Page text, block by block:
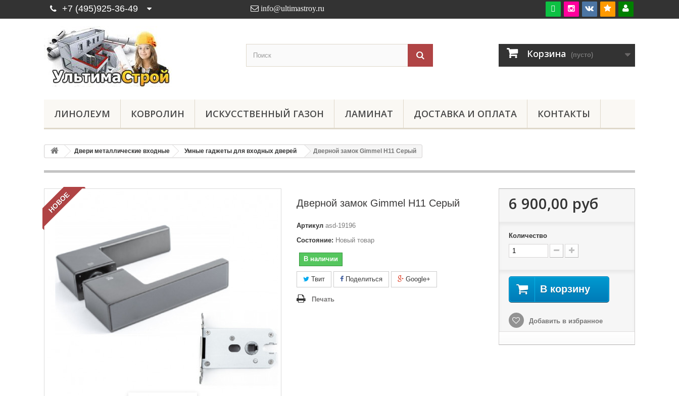
+7 (495)925-36-49 
info@ultimastroy.ru
Корзина (пусто)
ЛИНОЛЕУМ КОВРОЛИН ИСКУССТВЕННЫЙ ГАЗОН ЛАМИНАТ ДОСТАВКА И ОПЛАТА КОНТАКТЫ
Двери металлические входные Умные гаджеты для входных дверей Дверной замок Gimmel Н11 Серый
НОВОЕ Дверной замок Gimmel Н11 Серый
Артикул asd-19196
Состояние: Новый товар
В наличии
Твит Поделиться Google+
Печать
6 900,00 руб
Количество
В корзину
Добавить в избранное